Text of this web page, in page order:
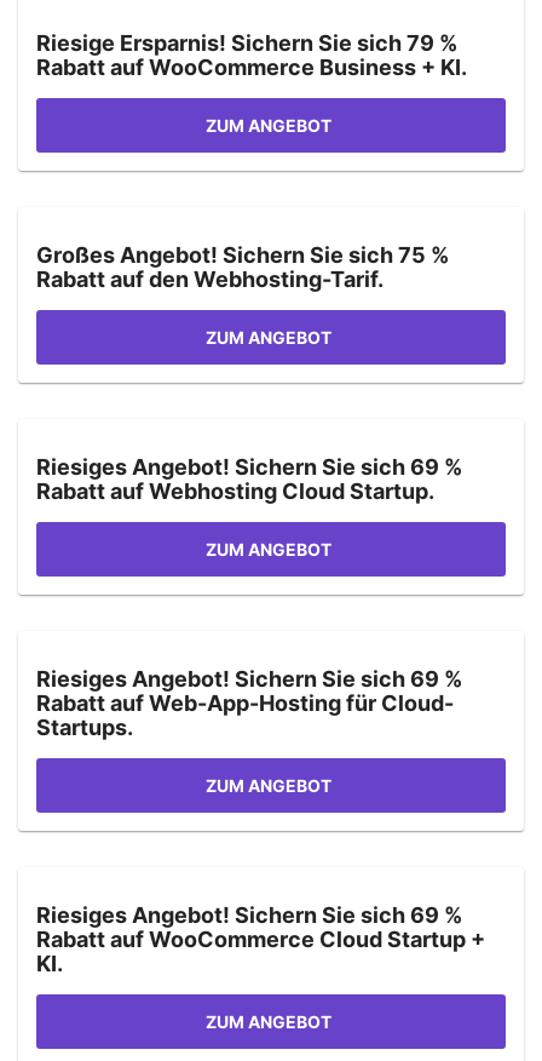
Riesige Ersparnis! Sichern Sie sich 79 %
Rabatt auf WooCommerce Business + KI.
ZUM ANGEBOT
Großes Angebot! Sichern Sie sich 75 %
Rabatt auf den Webhosting-Tarif.
ZUM ANGEBOT
Riesiges Angebot! Sichern Sie sich 69 %
Rabatt auf Webhosting Cloud Startup.
ZUM ANGEBOT
Riesiges Angebot! Sichern Sie sich 69 %
Rabatt auf Web-App-Hosting für Cloud-
Startups.
ZUM ANGEBOT
Riesiges Angebot! Sichern Sie sich 69 %
Rabatt auf WooCommerce Cloud Startup +
KI.
ZUM ANGEBOT